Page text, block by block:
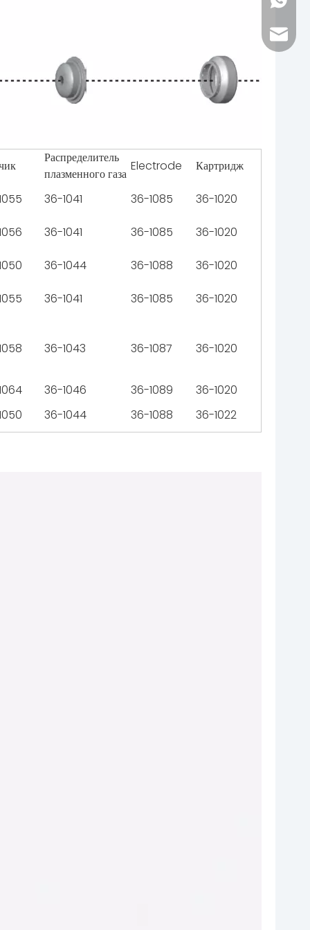
Распределитель
плазменного газа
Electrode Картридж
36-1041 36-1085
36-1020
36-1041 36-1085 36-1020
36-1044 36-1088 36-1020
36-1041 36-1085 36-1020
36-1043 36-1087 36-1020
36-1046 36-1089
36-1020
36-1044 36-1088 36-1022